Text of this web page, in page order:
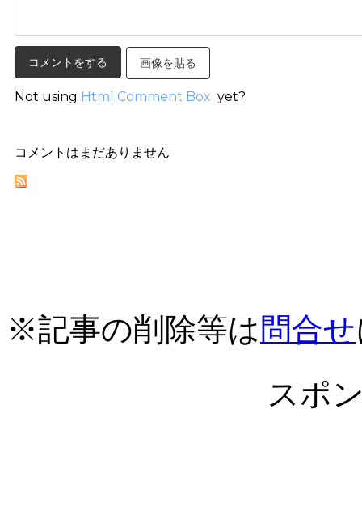
画像を貼る
Not using Html Comment Box yet?
コメントはまだありません
※記事の削除等は 問合せ
スポ